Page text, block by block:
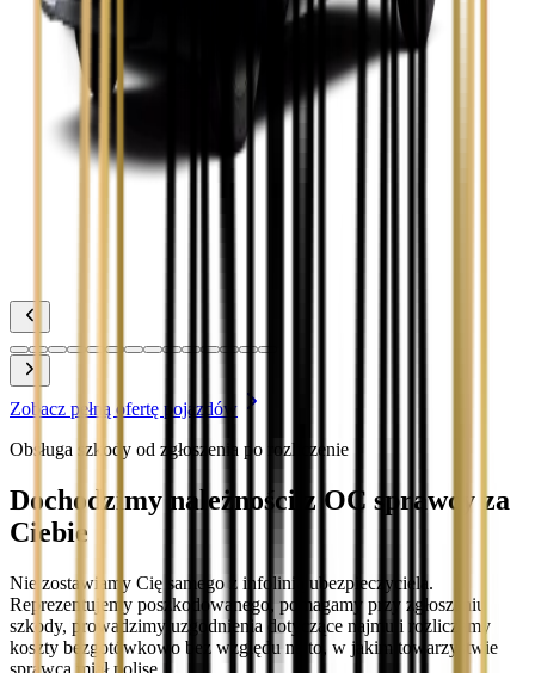
Zobacz
Toyota Corolla
Toyota Prius
Zobacz pełną ofertę pojazdów
Obsługa szkody od zgłoszenia po rozliczenie
Dochodzimy należności z OC sprawcy za
Ciebie
Nie zostawiamy Cię samego z infolinią ubezpieczyciela.
Reprezentujemy poszkodowanego, pomagamy przy zgłoszeniu
szkody, prowadzimy uzgodnienia dotyczące najmu i rozliczamy
koszty bezgotówkowo bez względu na to, w jakim towarzystwie
sprawca miał polisę.